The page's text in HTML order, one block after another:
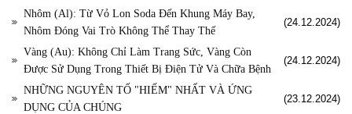
Nhôm (Al): Từ Vỏ Lon Soda Đến Khung Máy Bay,
Nhôm Đóng Vai Trò Không Thể Thay Thế
(24.12.2024)
Vàng (Au): Không Chỉ Làm Trang Sức, Vàng Còn
Được Sử Dụng Trong Thiết Bị Điện Tử Và Chữa Bệnh
(24.12.2024)
NHỮNG NGUYÊN TỐ "HIẾM" NHẤT VÀ ỨNG
DỤNG CỦA CHÚNG
(23.12.2024)